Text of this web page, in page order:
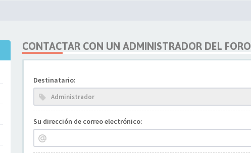
CONTACTAR CON UN ADMINISTRADOR DEL FORO
Destinatario:
Su dirección de correo electrónico: